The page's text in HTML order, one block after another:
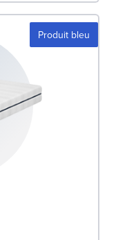
Produit bleu